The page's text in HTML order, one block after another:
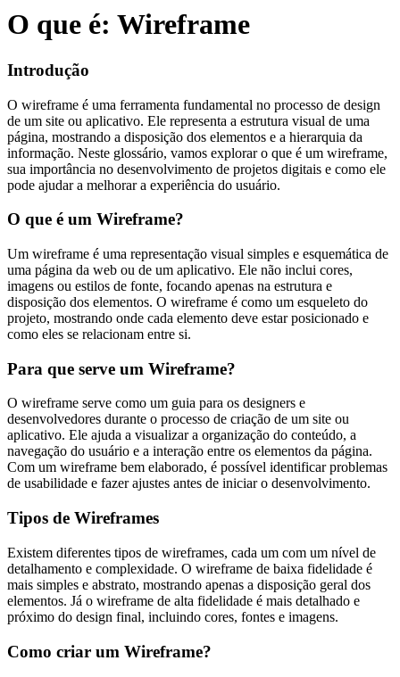
O que é: Wireframe
Introdução
O wireframe é uma ferramenta fundamental no processo de design
de um site ou aplicativo. Ele representa a estrutura visual de uma
página, mostrando a disposição dos elementos e a hierarquia da
informação. Neste glossário, vamos explorar o que é um wireframe,
sua importância no desenvolvimento de projetos digitais e como ele
pode ajudar a melhorar a experiência do usuário.
O que é um Wireframe?
Um wireframe é uma representação visual simples e esquemática de
uma página da web ou de um aplicativo. Ele não inclui cores,
imagens ou estilos de fonte, focando apenas na estrutura e
disposição dos elementos. O wireframe é como um esqueleto do
projeto, mostrando onde cada elemento deve estar posicionado e
como eles se relacionam entre si.
Para que serve um Wireframe?
O wireframe serve como um guia para os designers e
desenvolvedores durante o processo de criação de um site ou
aplicativo. Ele ajuda a visualizar a organização do conteúdo, a
navegação do usuário e a interação entre os elementos da página.
Com um wireframe bem elaborado, é possível identificar problemas
de usabilidade e fazer ajustes antes de iniciar o desenvolvimento.
Tipos de Wireframes
Existem diferentes tipos de wireframes, cada um com um nível de
detalhamento e complexidade. O wireframe de baixa fidelidade é
mais simples e abstrato, mostrando apenas a disposição geral dos
elementos. Já o wireframe de alta fidelidade é mais detalhado e
próximo do design final, incluindo cores, fontes e imagens.
Como criar um Wireframe?